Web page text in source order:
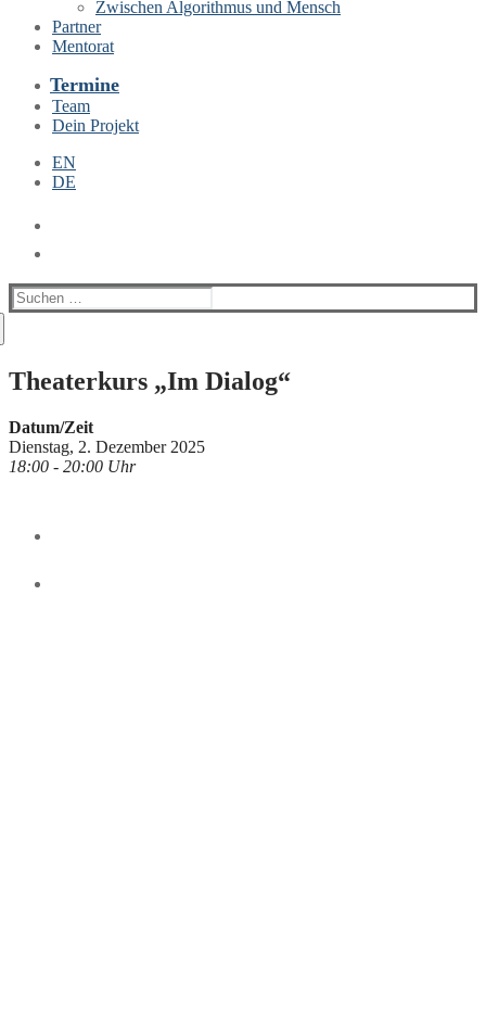
Zwischen Algorithmus und Mensch
Partner
Mentorat
Termine
Team
Dein Projekt
EN
DE
Suchen
nach:
Theaterkurs „Im Dialog“
Datum/Zeit
Dienstag, 2. Dezember 2025
18:00 - 20:00 Uhr